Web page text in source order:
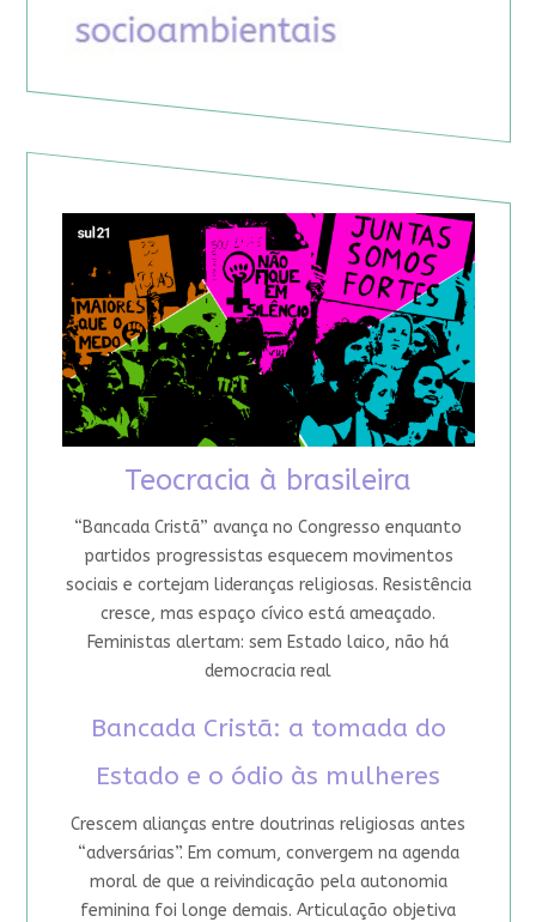
Teocracia à brasileira
“Bancada Cristã” avança no Congresso enquanto
partidos progressistas esquecem movimentos
sociais e cortejam lideranças religiosas. Resistência
cresce, mas espaço cívico está ameaçado.
Feministas alertam: sem Estado laico, não há
democracia real
Bancada Cristã: a tomada do
Estado e o ódio às mulheres
Crescem alianças entre doutrinas religiosas antes
“adversárias”. Em comum, convergem na agenda
moral de que a reivindicação pela autonomia
feminina foi longe demais. Articulação objetiva